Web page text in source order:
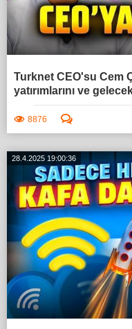
Turknet CEO'su Cem
yatırımlarını ve
8876
28.4.2025 19:00:36